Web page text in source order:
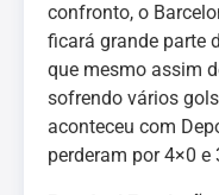
confronto, o
ficará grande parte
que mesmo assim
sofrendo vários
aconteceu com
perderam por 4×0 e